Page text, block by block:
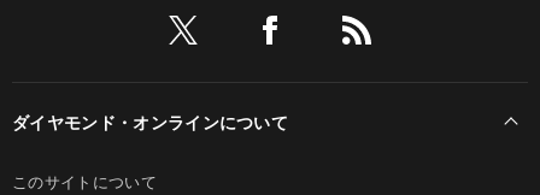
ダイヤモンド・オンラインについて
このサイトについて